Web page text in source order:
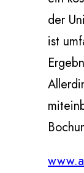
der
ist